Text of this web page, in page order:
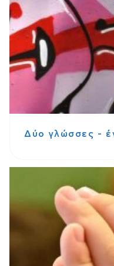
Δύο γλώσσες -